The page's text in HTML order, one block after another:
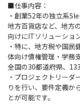
■仕事内容：
・創業52年の独立系
地方百貨店など、地方
向けにITソリューショ
・特に、地方税や国⺠
体向け債権管理・学務
全国の30都道府県、
・プロジェクトリーダ
りを⾏い、要件定義か
とが可能です。